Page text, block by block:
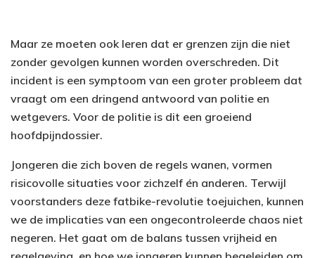
Maar ze moeten ook leren dat er grenzen zijn die niet
zonder gevolgen kunnen worden overschreden. Dit
incident is een symptoom van een groter probleem dat
vraagt om een dringend antwoord van politie en
wetgevers. Voor de politie is dit een groeiend
hoofdpijndossier.
Jongeren die zich boven de regels wanen, vormen
risicovolle situaties voor zichzelf én anderen. Terwijl
voorstanders deze fatbike-revolutie toejuichen, kunnen
we de implicaties van een ongecontroleerde chaos niet
negeren. Het gaat om de balans tussen vrijheid en